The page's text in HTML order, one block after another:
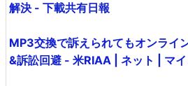
解決 - 下載共有日報
MP3交換で訴えられてもオンライ
&訴訟回避 - 米RIAA | ネット | マ